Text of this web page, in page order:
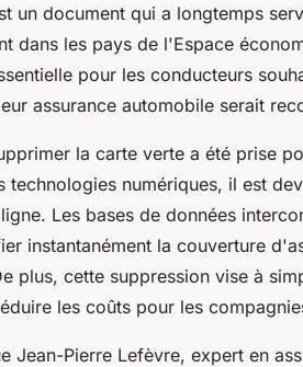
un document qui a longtemps
dans les pays de l'Espace
pour les conducteurs
assurance automobile serait
la carte verte a été prise
technologies numériques, il est
Les bases de données
instantanément la couverture
plus, cette suppression vise à
les coûts pour les
Jean-Pierre Lefèvre, expert en